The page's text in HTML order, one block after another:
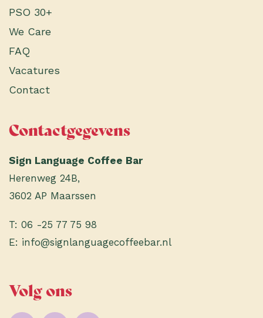
PSO 30+
We Care
FAQ
Vacatures
Contact
Contactgegevens
Sign Language Coffee Bar
Herenweg 24B,
3602 AP Maarssen
T:06 -25 77 75 98
E: info@signlanguagecoffeebar.nl
Volg ons